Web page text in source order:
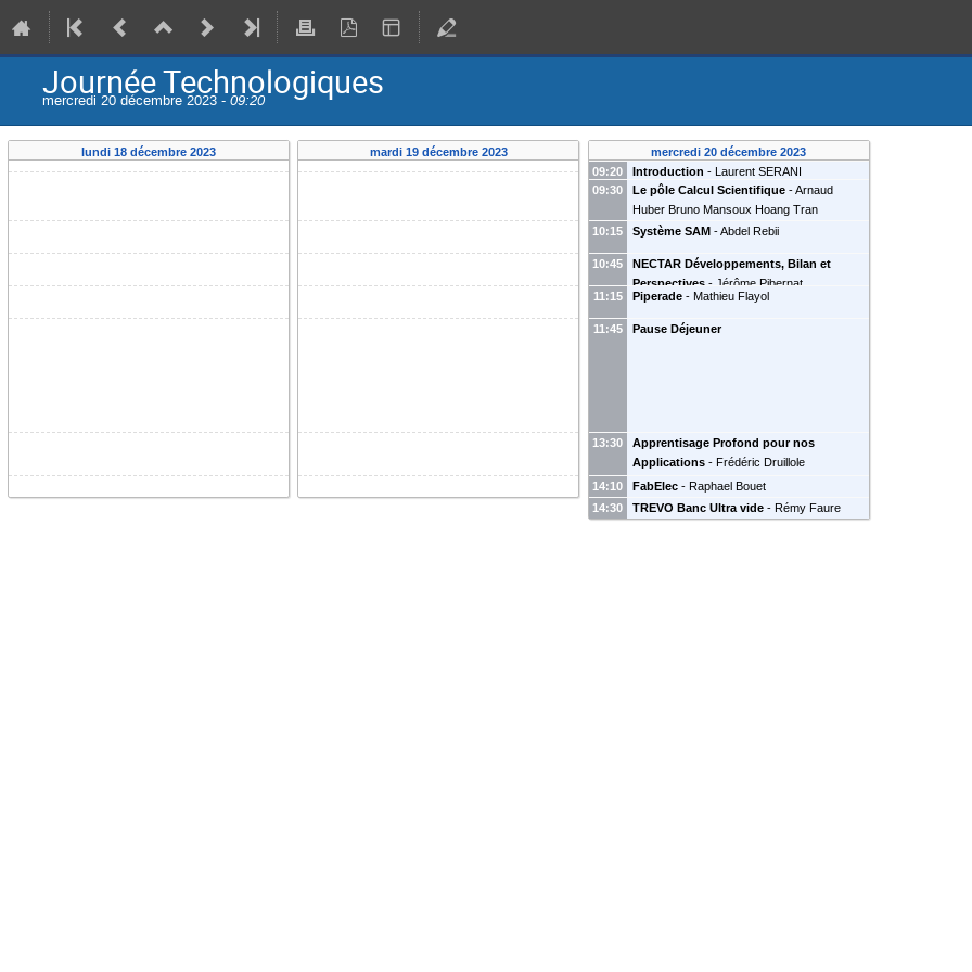
Journée Technologiques
mercredi 20 décembre 2023 - 09:20
lundi 18 décembre 2023 mardi 19 décembre 2023
mercredi 20 décembre 2023
09:20
Introduction - Laurent SERANI
({CNRS}UMR5797)
09:30 Le pôle Calcul Scientifique -Arnaud
Huber Bruno Mansoux Hoang Tran
10:15
Système SAM -Abdel Rebii
10:45
NECTAR Développements, Bilan et
Perspectives - Jérôme Pibernat
11:15
Piperade - Mathieu Flayol
11:45 Pause Déjeuner
13:30
Apprentisage Profond pour nos
Applications - Frédéric Druillole
14:10
FabElec - Raphael Bouet
14:30
TREVO Banc Ultra vide - Rémy Faure